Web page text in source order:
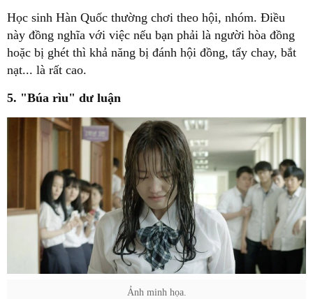
Học sinh Hàn Quốc thường chơi theo hội, nhóm. Điều
này đồng nghĩa với việc nếu bạn phải là người hòa đồng
hoặc bị ghét thì khả năng bị đánh hội đồng, tẩy chay, bắt
nạt... là rất cao.
5. "Búa rìu" dư luận
Ảnh minh họa.